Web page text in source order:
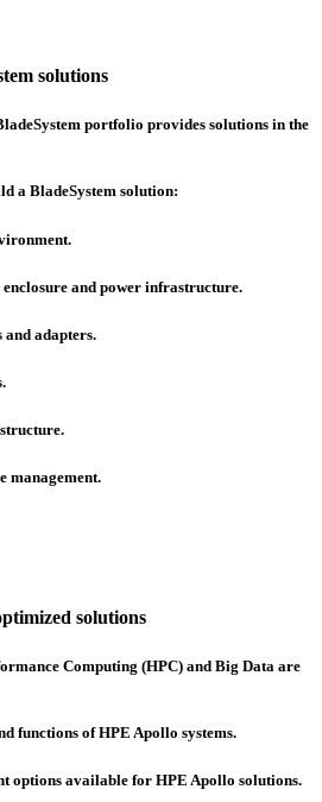
solutions
portfolio provides solutions in the
a BladeSystem solution:
enclosure and power infrastructure.
and adapters.
management.
solutions
Computing (HPC) and Big Data are
functions of HPE Apollo systems.
options available for HPE Apollo solutions.